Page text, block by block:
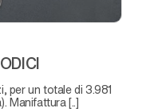
Manifattura [..]